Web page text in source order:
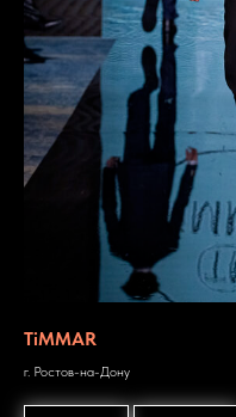
TiMMAR
г. Ростов-на-Дону